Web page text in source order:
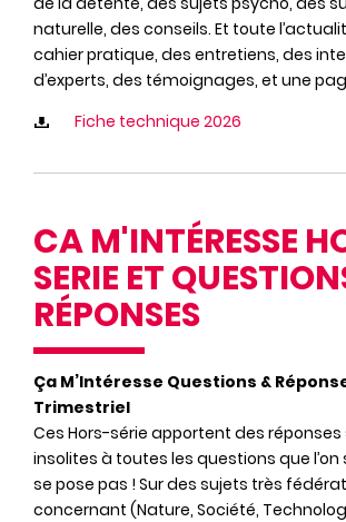
naturelle, des conseils. Et toute
cahier pratique, des entretiens, des
d’experts, des témoignages, et une
Fiche technique 2026
CA M'INTÉRESSE
SERIE ET
RÉPONSES
Ça M’Intéresse Questions &
Trimestriel
Ces Hors-série apportent des
insolites à toutes les questions que l’on
se pose pas ! Sur des sujets très
concernant (Nature, Société,